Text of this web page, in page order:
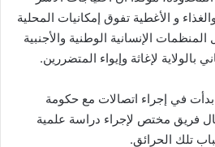
و الأغطية تفوق إمكانيات المحلية
الإنسانية الوطنية والأجنبية
بالولاية لإغاثة وإيواء المتضررين.
في إجراء اتصالات مع حكومة
فريق مختص لإجراء دراسة علمية
تلك الحرائق.